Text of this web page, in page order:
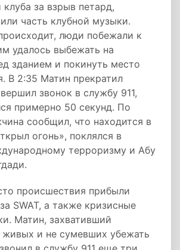
за взрыв петард,
часть клубной музыки.
люди побежали к
удалось выбежать на
зданием и покинуть место
В 2:35 Матин прекратил
звонок в службу 911,
примерно 50 секунд. По
сообщил, что находится в
огонь», поклялся в
терроризму и Абу
происшествия прибыли
SWAT, а также кризисные
Матин, захвативший
живых и не сумевших убежать